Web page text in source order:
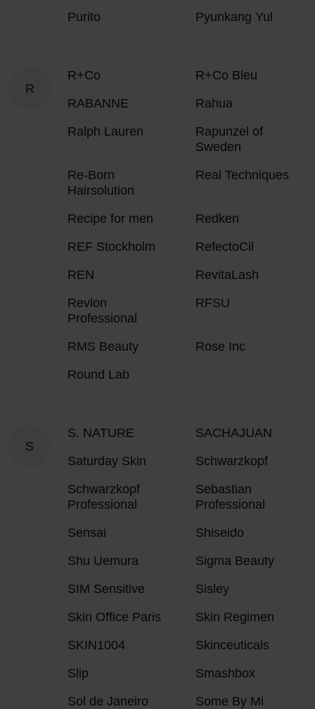
Purito
Pyunkang Yul
R
R+Co
R+Co Bleu
RABANNE
Rahua
Ralph Lauren
Rapunzel of
Sweden
Re-Born
Hairsolution
Real Techniques
Recipe for men
Redken
REF Stockholm
RefectoCil
REN
RevitaLash
Revlon
Professional
RFSU
RMS Beauty
Rose Inc
Round Lab
S
S. NATURE
SACHAJUAN
Saturday Skin
Schwarzkopf
Schwarzkopf
Professional
Sebastian
Professional
Sensai
Shiseido
Shu Uemura
Sigma Beauty
SIM Sensitive
Sisley
Skin Office Paris
Skin Regimen
SKIN1004
Skinceuticals
Slip
Smashbox
Sol de Janeiro
Some By Mi